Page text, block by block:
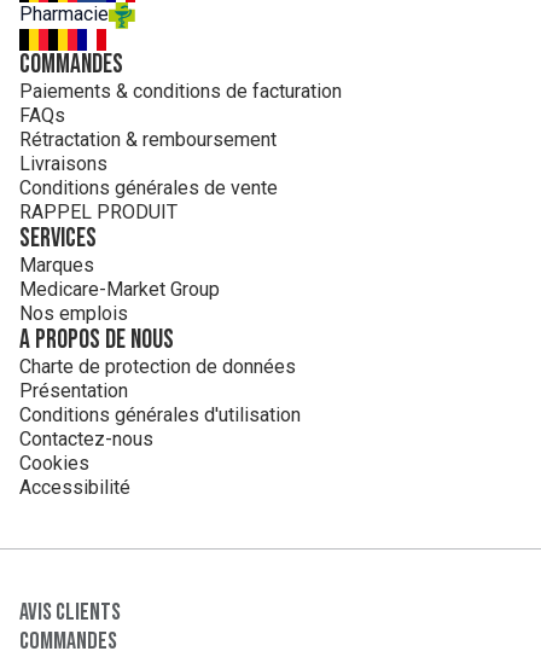
Pharmacie
Commandes
Paiements & conditions de facturation
FAQs
Rétractation & remboursement
Livraisons
Conditions générales de vente
RAPPEL PRODUIT
Services
Marques
Medicare-Market Group
Nos emplois
A propos de nous
Charte de protection de données
Présentation
Conditions générales d'utilisation
Contactez-nous
Cookies
Accessibilité
Avis clients
Commandes